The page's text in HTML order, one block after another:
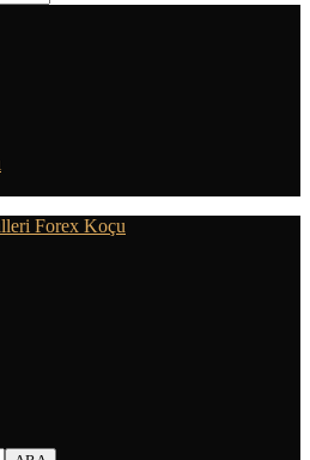
Forex Koçu